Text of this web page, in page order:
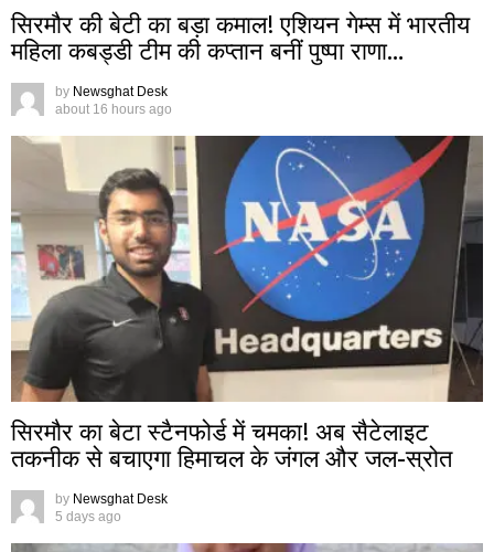
सिरमौर की बेटी का बड़ा कमाल! एशियन गेम्स में भारतीय
महिला कबड्डी टीम की कप्तान बनीं पुष्पा राणा…
by Newsghat Desk
about 16 hours ago
सिरमौर का बेटा स्टैनफोर्ड में चमका! अब सैटेलाइट
तकनीक से बचाएगा हिमाचल के जंगल और जल-स्रोत
by Newsghat Desk
5 days ago